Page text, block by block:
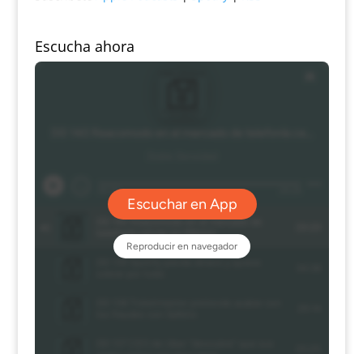
Escucha ahora